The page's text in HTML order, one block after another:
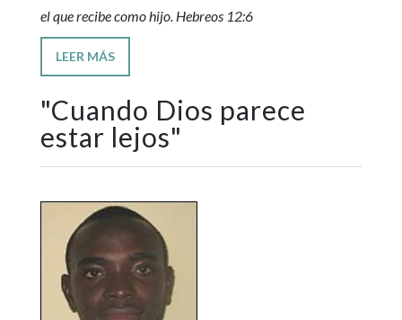
el que recibe como hijo. Hebreos 12:6
LEER MÁS
"Cuando Dios parece
estar lejos"